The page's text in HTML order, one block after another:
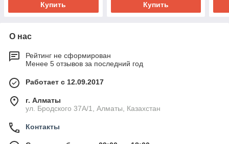
Купить Купить
О нас
Рейтинг не сформирован
Менее 5 отзывов за последний год
Работает с 12.09.2017
г. Алматы
ул. Бродского 37А/1, Алматы, Казахстан
Контакты